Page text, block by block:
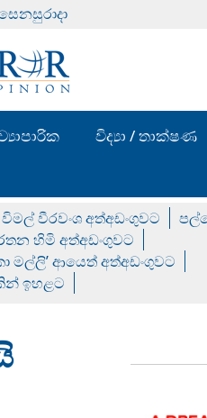
විද්‍යා / තාක්ෂණ
විමල් වීරවංශ අත්අඩංගුවට
හිමි අත්අඩංගුවට
මල්ලි’ ආයෙත් අත්අඩංගුවට
ඉහළට